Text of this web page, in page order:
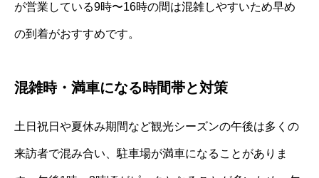
が営業している9時〜16時の間は混雑しやすいため早め
の到着がおすすめです。
混雑時・満車になる時間帯と対策
土日祝日や夏休み期間など観光シーズンの午後は多くの
来訪者で混み合い、駐車場が満車になることがありま